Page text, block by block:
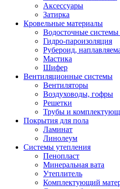
Аксессуары
Затирка
Кровельные материалы
Водосточные
Гидро-пароизоляция
Рубероид,
Мастика
Шифер
Вентиляционные системы
Вентиляторы
Воздуховоды, гофры
Решетки
Трубы и
Покрытия для пола
Ламинат
Линолеум
Системы утепления
Пенопласт
Минеральная вата
Утеплитель
Комплектующий